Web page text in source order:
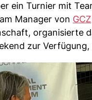
ein Turnier mit
Manager von GCZ
organisierte
zur